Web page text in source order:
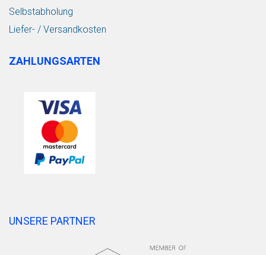
Selbstabholung
Liefer- / Versandkosten
ZAHLUNGSARTEN
UNSERE PARTNER